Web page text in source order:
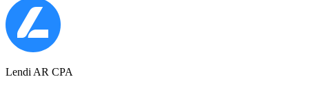
Lendi AR CPA